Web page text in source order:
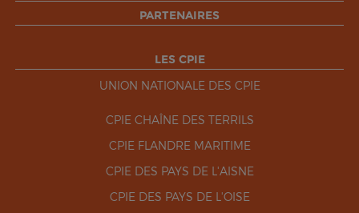
PARTENAIRES
LES CPIE
UNION NATIONALE DES CPIE
CPIE CHAÎNE DES TERRILS
CPIE FLANDRE MARITIME
CPIE DES PAYS DE L'AISNE
CPIE DES PAYS DE L'OISE